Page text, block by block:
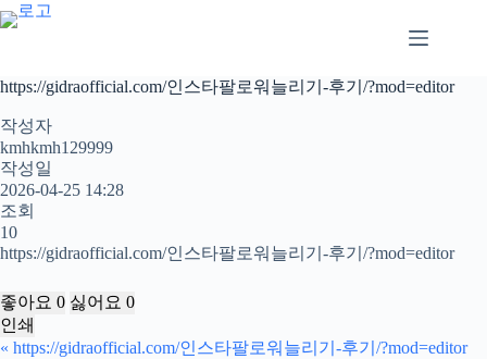
본
문
로
너
뛰
기
https://gidraofficial.com/인스타팔로워늘리기-후기/?mod=editor
작성자
kmhkmh129999
작성일
2026-04-25 14:28
조회
10
https://gidraofficial.com/인스타팔로워늘리기-후기/?mod=editor
좋아요 0 싫어요 0
인쇄
« https://gidraofficial.com/인스타팔로워늘리기-후기/?mod=editor